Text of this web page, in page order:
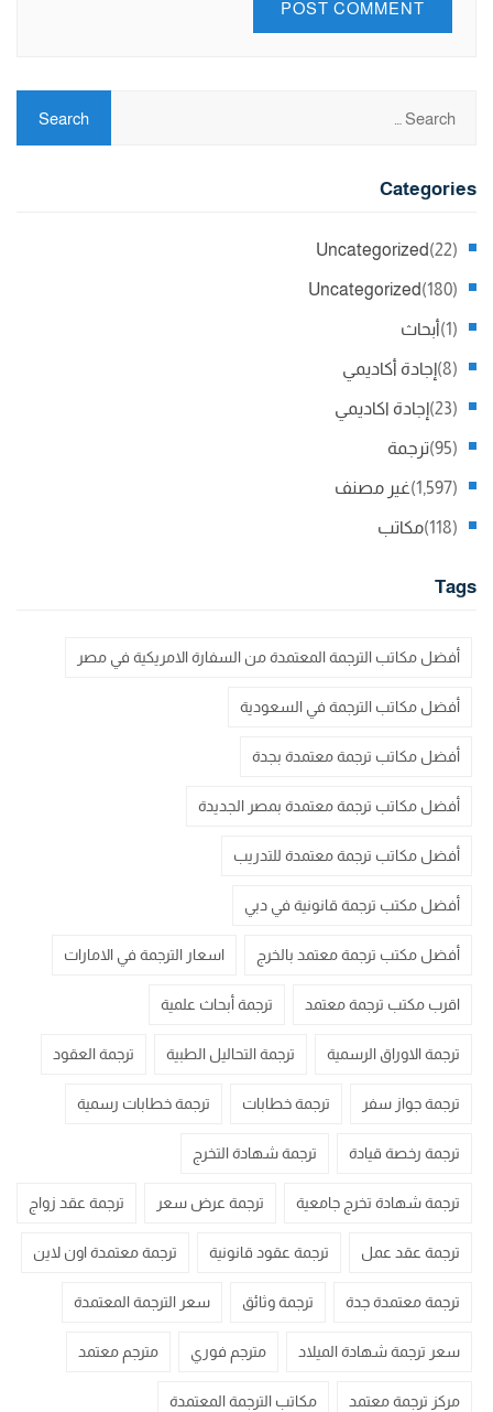
Categories
Uncategorized (22)
Uncategorized (180)
أبحاث (1)
إجادة أكاديمي (8)
إجادة اكاديمي (23)
ترجمة (95)
غير مصنف (1,597)
مكاتب (118)
Tags
أفضل مكاتب الترجمة المعتمدة من السفارة الامريكية في مصر
أفضل مكاتب الترجمة في السعودية
أفضل مكاتب ترجمة معتمدة بجدة
أفضل مكاتب ترجمة معتمدة بمصر الجديدة
أفضل مكاتب ترجمة معتمدة للتدريب
أفضل مكتب ترجمة قانونية في دبي
أفضل مكتب ترجمة معتمد بالخرج اسعار الترجمة في الامارات
اقرب مكتب ترجمة معتمد ترجمة أبحاث علمية
ترجمة الاوراق الرسمية ترجمة التحاليل الطبية ترجمة العقود
ترجمة جواز سفر ترجمة خطابات ترجمة خطابات رسمية
ترجمة رخصة قيادة ترجمة شهادة التخرج
ترجمة شهادة تخرج جامعية ترجمة عرض سعر ترجمة عقد زواج
ترجمة عقد عمل ترجمة عقود قانونية ترجمة معتمدة اون لاين
ترجمة معتمدة جدة ترجمة وثائق سعر الترجمة المعتمدة
سعر ترجمة شهادة الميلاد مترجم فوري مترجم معتمد
مركز ترجمة معتمد مكاتب الترجمة المعتمدة